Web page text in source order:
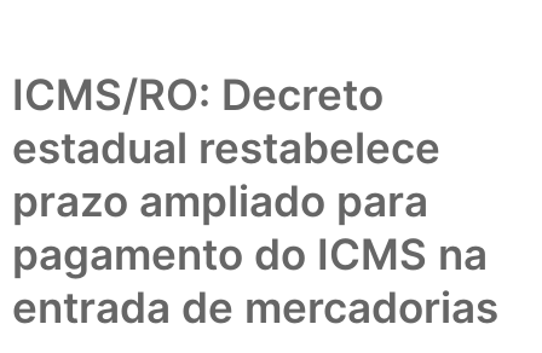
ICMS/RO: Decreto
estadual restabelece
prazo ampliado para
pagamento do ICMS na
entrada de mercadorias